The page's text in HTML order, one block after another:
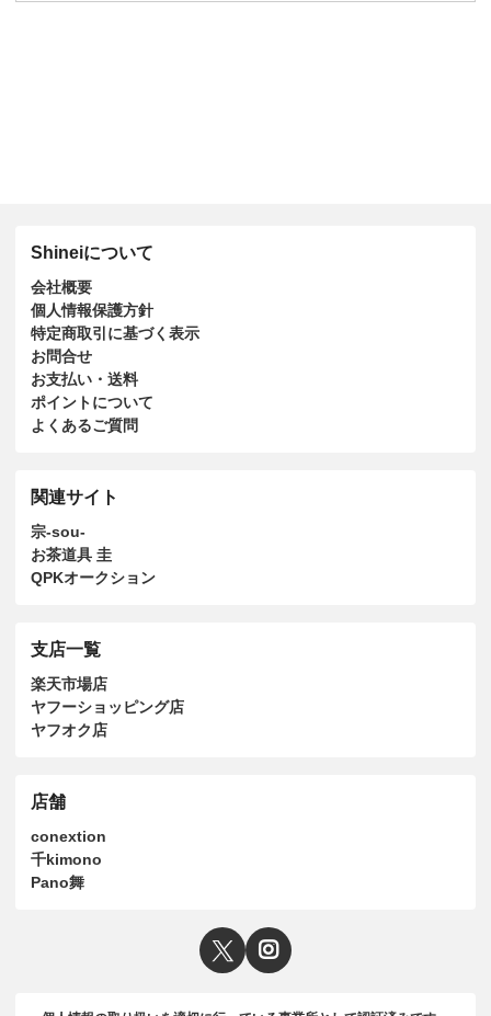
Shineiについて
会社概要
個人情報保護方針
特定商取引に基づく表示
お問合せ
お支払い・送料
ポイントについて
よくあるご質問
関連サイト
宗-sou-
お茶道具 圭
QPKオークション
支店一覧
楽天市場店
ヤフーショッピング店
ヤフオク店
店舗
conextion
千kimono
Pano舞